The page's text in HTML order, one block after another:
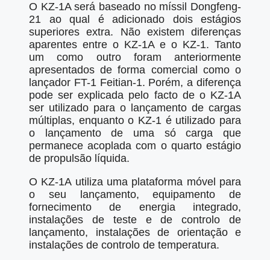
O KZ-1A será baseado no míssil Dongfeng-
21 ao qual é adicionado dois estágios
superiores extra. Não existem diferenças
aparentes entre o KZ-1A e o KZ-1. Tanto
um como outro foram anteriormente
apresentados de forma comercial como o
lançador FT-1 Feitian-1. Porém, a diferença
pode ser explicada pelo facto de o KZ-1A
ser utilizado para o lançamento de cargas
múltiplas, enquanto o KZ-1 é utilizado para
o lançamento de uma só carga que
permanece acoplada com o quarto estágio
de propulsão líquida.
O KZ-1A utiliza uma plataforma móvel para
o seu lançamento, equipamento de
fornecimento de energia integrado,
instalações de teste e de controlo de
lançamento, instalações de orientação e
instalações de controlo de temperatura.